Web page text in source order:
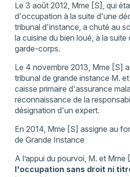
Le 3 août 2012, Mme [S], qui
d'occupation à la suite d'une
tribunal d'instance, a chuté au
la cuisine du bien loué, à la suite
garde-corps.
Le 4 novembre 2013, Mme [S]
tribunal de grande instance M.
caisse primaire d'assurance
reconnaissance de la
désignation d'un expert.
En 2014, Mme [S] assigne au
de Grande Instance
A l’appui du pourvoi, M. et
l'occupation sans droit ni